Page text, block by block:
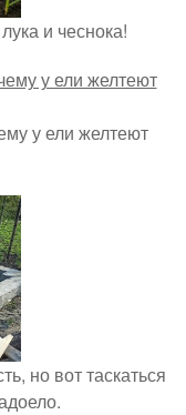
и чеснока!
у ели желтеют
но вот таскаться